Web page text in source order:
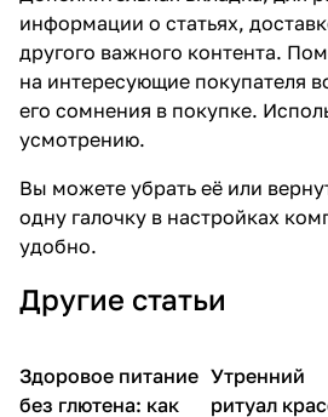
информации о статьях,
другого важного контента.
на интересующие покупателя
его сомнения в покупке.
усмотрению.
Вы можете убрать её или
одну галочку в настройках
удобно.
Другие статьи
Советы покупателям
Здоровое питание
без глютена: как
Стиль и
Утренний
ритуал